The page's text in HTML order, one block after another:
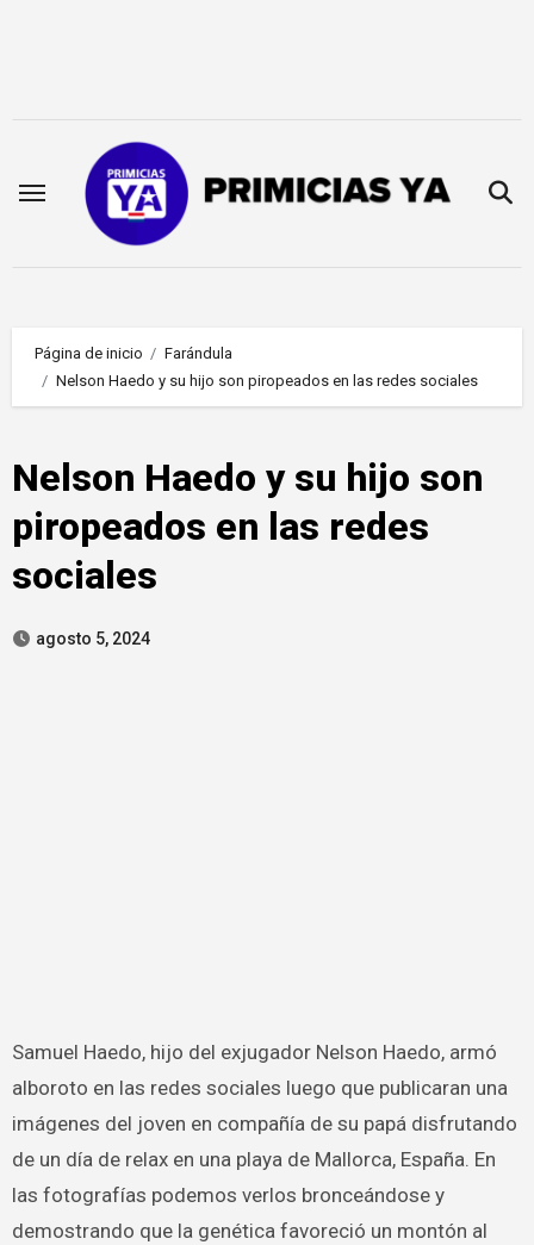
Página de inicio
Farándula
Nelson Haedo y su hijo son piropeados en las redes sociales
Nelson Haedo y su hijo son
piropeados en las redes
sociales
agosto 5, 2024
Samuel Haedo, hijo del exjugador Nelson Haedo, armó
alboroto en las redes sociales luego que publicaran una
imágenes del joven en compañía de su papá disfrutando
de un día de relax en una playa de Mallorca, España. En
las fotografías podemos verlos bronceándose y
demostrando que la genética favoreció un montón al